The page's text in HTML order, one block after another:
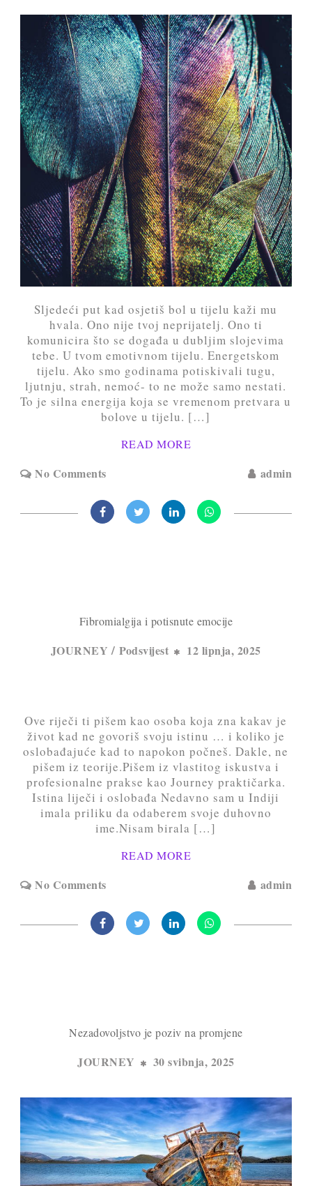
Sljedeći put kad osjetiš bol u tijelu kaži mu
hvala. Ono nije tvoj neprijatelj. Ono ti
komunicira što se događa u dubljim slojevima
tebe. U tvom emotivnom tijelu. Energetskom
tijelu. Ako smo godinama potiskivali tugu,
ljutnju, strah, nemoć- to ne može samo nestati.
To je silna energija koja se vremenom pretvara u
bolove u tijelu. […]
READ MORE
No Comments admin
Fibromialgija i potisnute emocije
JOURNEY /Podsvijest 12 lipnja, 2025
Ove riječi ti pišem kao osoba koja zna kakav je
život kad ne govoriš svoju istinu … i koliko je
oslobađajuće kad to napokon počneš. Dakle, ne
pišem iz teorije.Pišem iz vlastitog iskustva i
profesionalne prakse kao Journey praktičarka.
Istina liječi i oslobađa Nedavno sam u Indiji
imala priliku da odaberem svoje duhovno
ime.Nisam birala […]
READ MORE
No Comments admin
Nezadovoljstvo je poziv na promjene
JOURNEY 30 svibnja, 2025